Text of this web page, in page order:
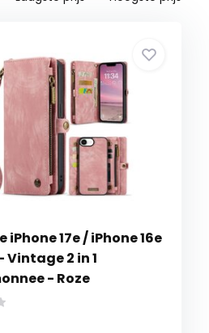
iPhone 17e / iPhone 16e
Vintage 2 in 1
- Roze